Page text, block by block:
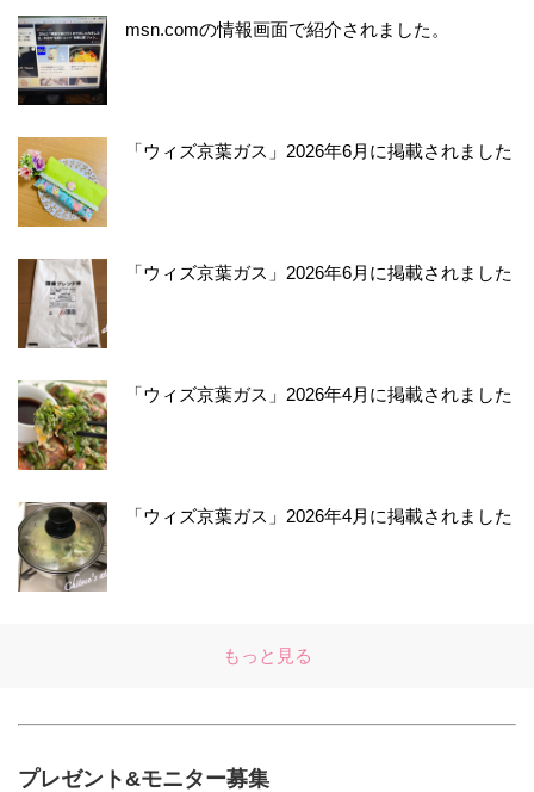
msn.comの情報画面で紹介されました。
「ウィズ京葉ガス」2026年6月に掲載されました
「ウィズ京葉ガス」2026年6月に掲載されました
「ウィズ京葉ガス」2026年4月に掲載されました
「ウィズ京葉ガス」2026年4月に掲載されました
もっと見る
プレゼント&モニター募集